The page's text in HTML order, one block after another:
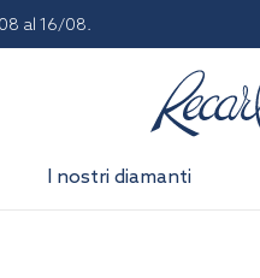
al 16/08.
I nostri diamanti